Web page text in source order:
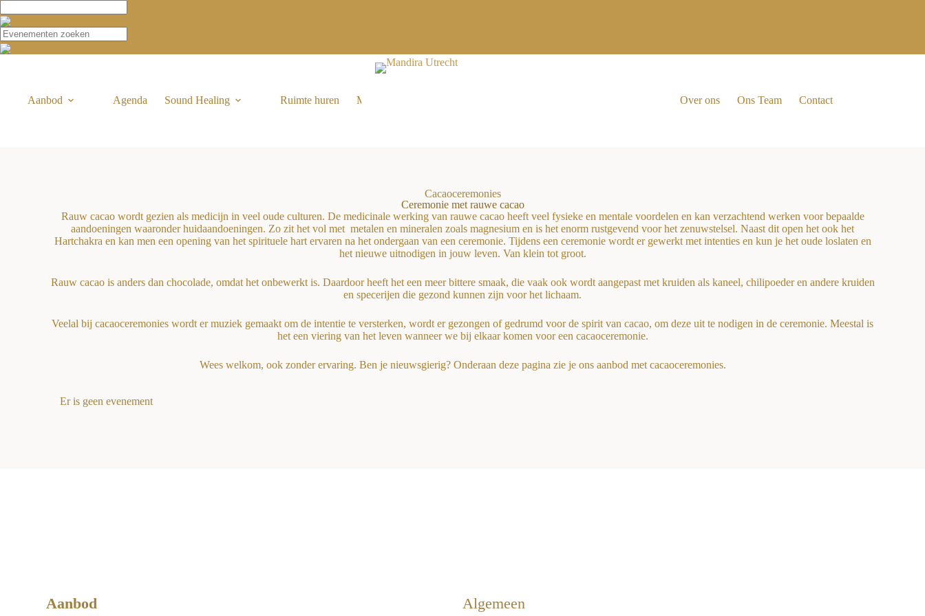
Aanbod Agenda Sound Healing Ruimte huren Media Over ons Ons Team Contact
Cacaoceremonies
Ceremonie met rauwe cacao
Rauw cacao wordt gezien als medicijn in veel oude culturen. De medicinale werking van rauwe cacao heeft veel fysieke en mentale voordelen en kan verzachtend werken voor bepaalde
aandoeningen waaronder huidaandoeningen. Zo zit het vol met metalen en mineralen zoals magnesium en is het enorm rustgevend voor het zenuwstelsel. Naast dit open het ook het
Hartchakra en kan men een opening van het spirituele hart ervaren na het ondergaan van een ceremonie. Tijdens een ceremonie wordt er gewerkt met intenties en kun je het oude loslaten en
het nieuwe uitnodigen in jouw leven. Van klein tot groot.
Rauw cacao is anders dan chocolade, omdat het onbewerkt is. Daardoor heeft het een meer bittere smaak, die vaak ook wordt aangepast met kruiden als kaneel, chilipoeder en andere kruiden
en specerijen die gezond kunnen zijn voor het lichaam.
Veelal bij cacaoceremonies wordt er muziek gemaakt om de intentie te versterken, wordt er gezongen of gedrumd voor de spirit van cacao, om deze uit te nodigen in de ceremonie. Meestal is
het een viering van het leven wanneer we bij elkaar komen voor een cacaoceremonie.
Wees welkom, ook zonder ervaring. Ben je nieuwsgierig? Onderaan deze pagina zie je ons aanbod met cacaoceremonies.
Er is geen evenement
Aanbod Algemeen